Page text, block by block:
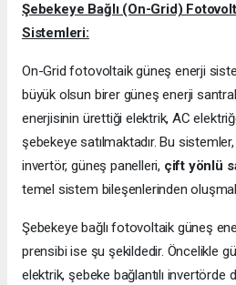
Şebekeye Bağlı (On-Grid)
Sistemleri:
On-Grid fotovoltaik güneş enerji
büyük olsun birer güneş enerji
enerjisinin ürettiği elektrik, AC
şebekeye satılmaktadır. Bu
invertör, güneş panelleri, çift yönlü
temel sistem bileşenlerinden
Şebekeye bağlı fotovoltaik güneş
prensibi ise şu şekildedir. Öncelikle
elektrik, şebeke bağlantılı invertörde